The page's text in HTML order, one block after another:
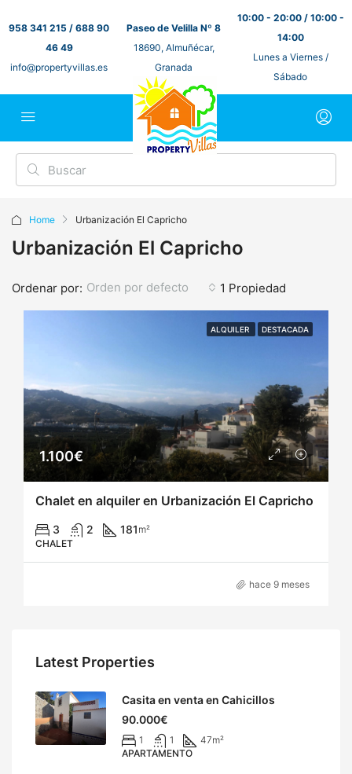
958 341 215 / 688 90
46 49
info@propertyvillas.es
Paseo de Velilla Nº 8
18690, Almuñécar,
Granada
10:00 - 20:00 / 10:00 -
14:00
Lunes a Viernes /
Sábado
Home Urbanización El Capricho
Urbanización El Capricho
1 Propiedad
Ordenar por: Orden por defecto
ALQUILER DESTACADA
1.100€
Chalet en alquiler en Urbanización El Capricho
3 2 181 m²
CHALET
hace 9 meses
Latest Properties
Casita en venta en Cahicillos
90.000€
1 1 47m²
APARTAMENTO